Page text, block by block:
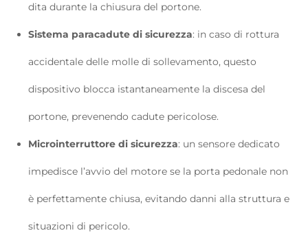
dita durante la chiusura del portone.
Sistema paracadute di sicurezza: in caso di rottura
accidentale delle molle di sollevamento, questo
dispositivo blocca istantaneamente la discesa del
portone, prevenendo cadute pericolose.
Microinterruttore di sicurezza: un sensore dedicato
impedisce l’avvio del motore se la porta pedonale non
è perfettamente chiusa, evitando danni alla struttura e
situazioni di pericolo.